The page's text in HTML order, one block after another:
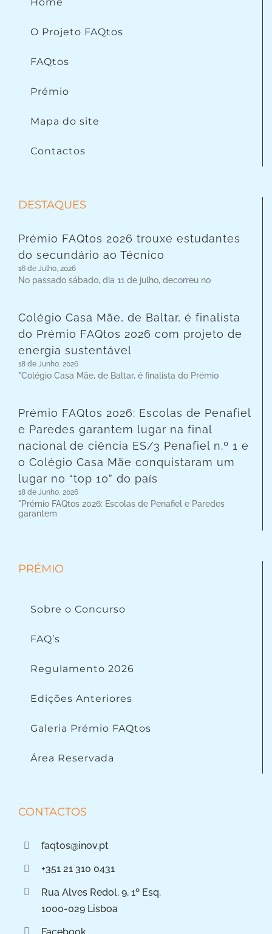
O Projeto FAQtos
FAQtos
Prémio
Mapa do site
Contactos
DESTAQUES
Prémio FAQtos 2026 trouxe estudantes
do secundário ao Técnico
16 de Julho, 2026
No passado sábado, dia 11 de julho, decorreu no
Colégio Casa Mãe, de Baltar, é finalista
do Prémio FAQtos 2026 com projeto de
energia sustentável
18 de Junho, 2026
"Colégio Casa Mãe, de Baltar, é finalista do Prémio
Prémio FAQtos 2026: Escolas de Penafiel
e Paredes garantem lugar na final
nacional de ciência ES/3 Penafiel n.º 1 e
o Colégio Casa Mãe conquistaram um
lugar no “top 10” do país
18 de Junho, 2026
"Prémio FAQtos 2026: Escolas de Penafiel e Paredes
garantem
PRÉMIO
Sobre o Concurso
FAQ’s
Regulamento 2026
Edições Anteriores
Galeria Prémio FAQtos
Área Reservada
CONTACTOS
faqtos@inov.pt
+351 21 310 0431
Rua Alves Redol, 9, 1º Esq.
1000-029 Lisboa